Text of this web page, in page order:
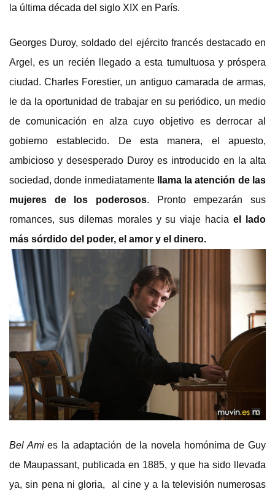
la última década del siglo XIX en París.
Georges Duroy, soldado del ejército francés destacado en
Argel, es un recién llegado a esta tumultuosa y próspera
ciudad. Charles Forestier, un antiguo camarada de armas,
le da la oportunidad de trabajar en su periódico, un medio
de comunicación en alza cuyo objetivo es derrocar al
gobierno establecido. De esta manera, el apuesto,
ambicioso y desesperado Duroy es introducido en la alta
sociedad, donde inmediatamente
llama la atención de las
mujeres de los poderosos. Pronto empezarán sus
romances, sus dilemas morales y su viaje haciael lado
más sórdido del poder, el amor y el dinero.
Bel Amies la adaptación de la novela homónima de Guy
de Maupassant, publicada en 1885, y que ha sido llevada
ya, sin pena ni gloria, al cine y a la televisión numerosas